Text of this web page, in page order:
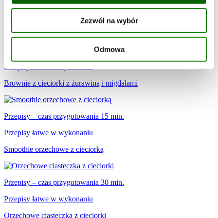
Zezwól na wybór
Odmowa
Placki z soczewicą z blachy z serkiem i warzywami
Przepisy – czas przygotowania 30 min.
Przepisy łatwe w wykonaniu
Brownie z cieciorki z żurawiną i migdałami
Przepisy – czas przygotowania 15 min.
Przepisy łatwe w wykonaniu
Smoothie orzechowe z cieciorką
Przepisy – czas przygotowania 30 min.
Przepisy łatwe w wykonaniu
Orzechowe ciasteczka z cieciorki